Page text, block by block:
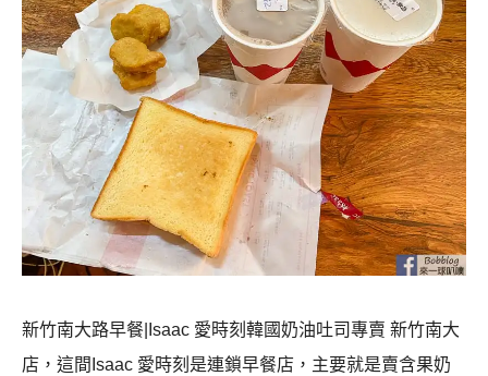
新竹南大路早餐|Isaac 愛時刻韓國奶油吐司專賣 新竹南大
店，這間Isaac 愛時刻是連鎖早餐店，主要就是賣含果奶